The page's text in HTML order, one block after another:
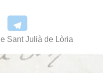
Sant Julià de Lòria